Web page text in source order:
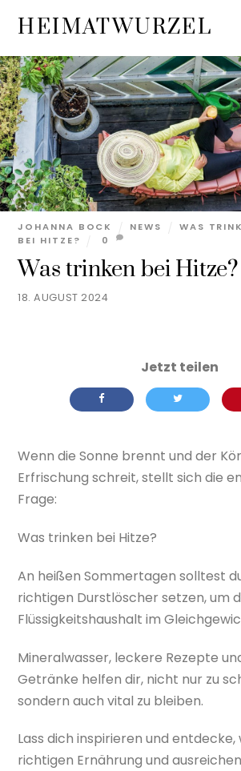
content
HEIMATWURZEL
18. AUGUST 2024
Was trinken bei Hitze?
JOHANNA BOCK NEWS
WAS
BEI HITZE?
0
Wenn die Sonne brennt und der
Erfrischung schreit, stellt sich die
Frage:
Was trinken bei Hitze?
An heißen Sommertagen solltest
richtigen Durstlöscher setzen, um
Flüssigkeitshaushalt im
Mineralwasser, leckere Rezepte
Getränke helfen dir, nicht nur zu
sondern auch vital zu bleiben.
Lass dich inspirieren und entdecke,
richtigen Ernährung und